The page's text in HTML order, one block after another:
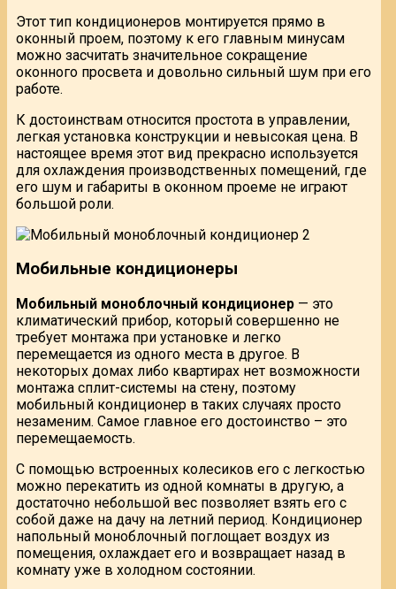
Этот тип кондиционеров монтируется прямо в
оконный проем, поэтому к его главным минусам
можно засчитать значительное сокращение
оконного просвета и довольно сильный шум при его
работе.
К достоинствам относится простота в управлении,
легкая установка конструкции и невысокая цена. В
настоящее время этот вид прекрасно используется
для охлаждения производственных помещений, где
его шум и габариты в оконном проеме не играют
большой роли.
Мобильные кондиционеры
Мобильный моноблочный кондиционер — это
климатический прибор, который совершенно не
требует монтажа при установке и легко
перемещается из одного места в другое. В
некоторых домах либо квартирах нет возможности
монтажа сплит-системы на стену, поэтому
мобильный кондиционер в таких случаях просто
незаменим. Самое главное его достоинство – это
перемещаемость.
С помощью встроенных колесиков его с легкостью
можно перекатить из одной комнаты в другую, а
достаточно небольшой вес позволяет взять его с
собой даже на дачу на летний период. Кондиционер
напольный моноблочный поглощает воздух из
помещения, охлаждает его и возвращает назад в
комнату уже в холодном состоянии.